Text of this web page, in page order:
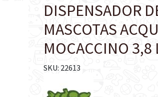
DISPENSADOR
MASCOTAS
MOCACCINO 3,8
SKU: 22613